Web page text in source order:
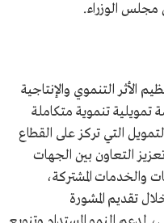
مجلس الوزراء.
الأثر التنموي والإنتاجية
تمويلية تنموية متكاملة
التي تركز على القطاع
التعاون بين الجهات
والخدمات المشتركة،
تقديم المشورة